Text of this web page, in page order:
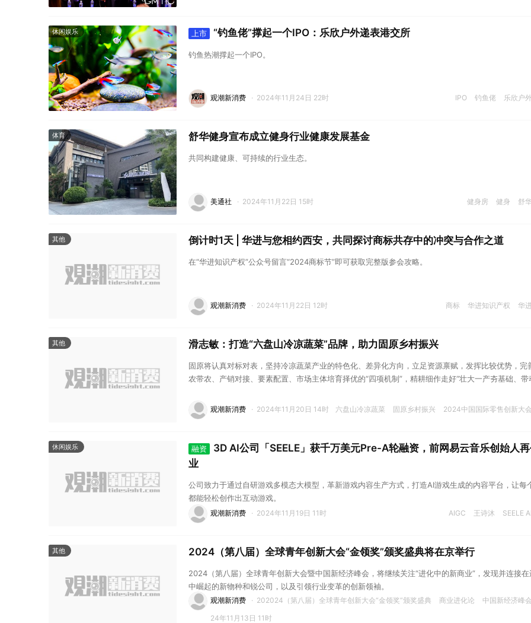
休闲娱乐 上市 “钓鱼佬”撑起一个IPO：乐欣户外递表港交所
钓鱼热潮撑起一个IPO。
IPO 钓鱼佬 乐欣户
观潮新消费 · 2024年11月24日 22时
体育 舒华健身宣布成立健身行业健康发展基金
共同构建健康、可持续的行业生态。
健身房 健身 舒
美通社 · 2024年11月22日 15时
其他 倒计时1天 | 华进与您相约西安，共同探讨商标共存中的冲突与合作之道
在“华进知识产权”公众号留言“2024商标节”即可获取完整版参会攻略。
商标 华进知识产权 华进
观潮新消费 · 2024年11月22日 12时
其他 滑志敏：打造“六盘山冷凉蔬菜”品牌，助力固原乡村振兴
固原将认真对标对表，坚持冷凉蔬菜产业的特色化、差异化方向，立足资源禀赋，发挥比较优势，完
农带农、产销对接、要素配置、市场主体培育择优的“四项机制”，精耕细作走好“壮大一产夯基础、带
六盘山冷凉蔬菜 固原乡村振兴 2024中国国际零售创新大会
观潮新消费 · 2024年11月20日 14时
休闲娱乐 融资
3D AI公司「SEELE」获千万美元Pre-A轮融资，前网易云音乐创始人再
业
公司致力于通过自研游戏多模态大模型，革新游戏内容生产方式，打造AI游戏生成的内容平台，让每
都能轻松创作出互动游戏。
AIGC 王诗沐 SEELE AI
观潮新消费 · 2024年11月19日 11时
其他 2024（第八届）全球青年创新大会“金领奖”颁奖盛典将在京举行
2024（第八届）全球青年创新大会暨中国新经济峰会，将继续关注“进化中的新商业”，发现并连接在
中崛起的新物种和锐公司，以及引领行业变革的创新领袖。
2024（第八届）全球青年创新大会“金领奖”颁奖盛典 商业进化论 中国新经济峰会
观潮新消费 · 20
24年11月13日 11时